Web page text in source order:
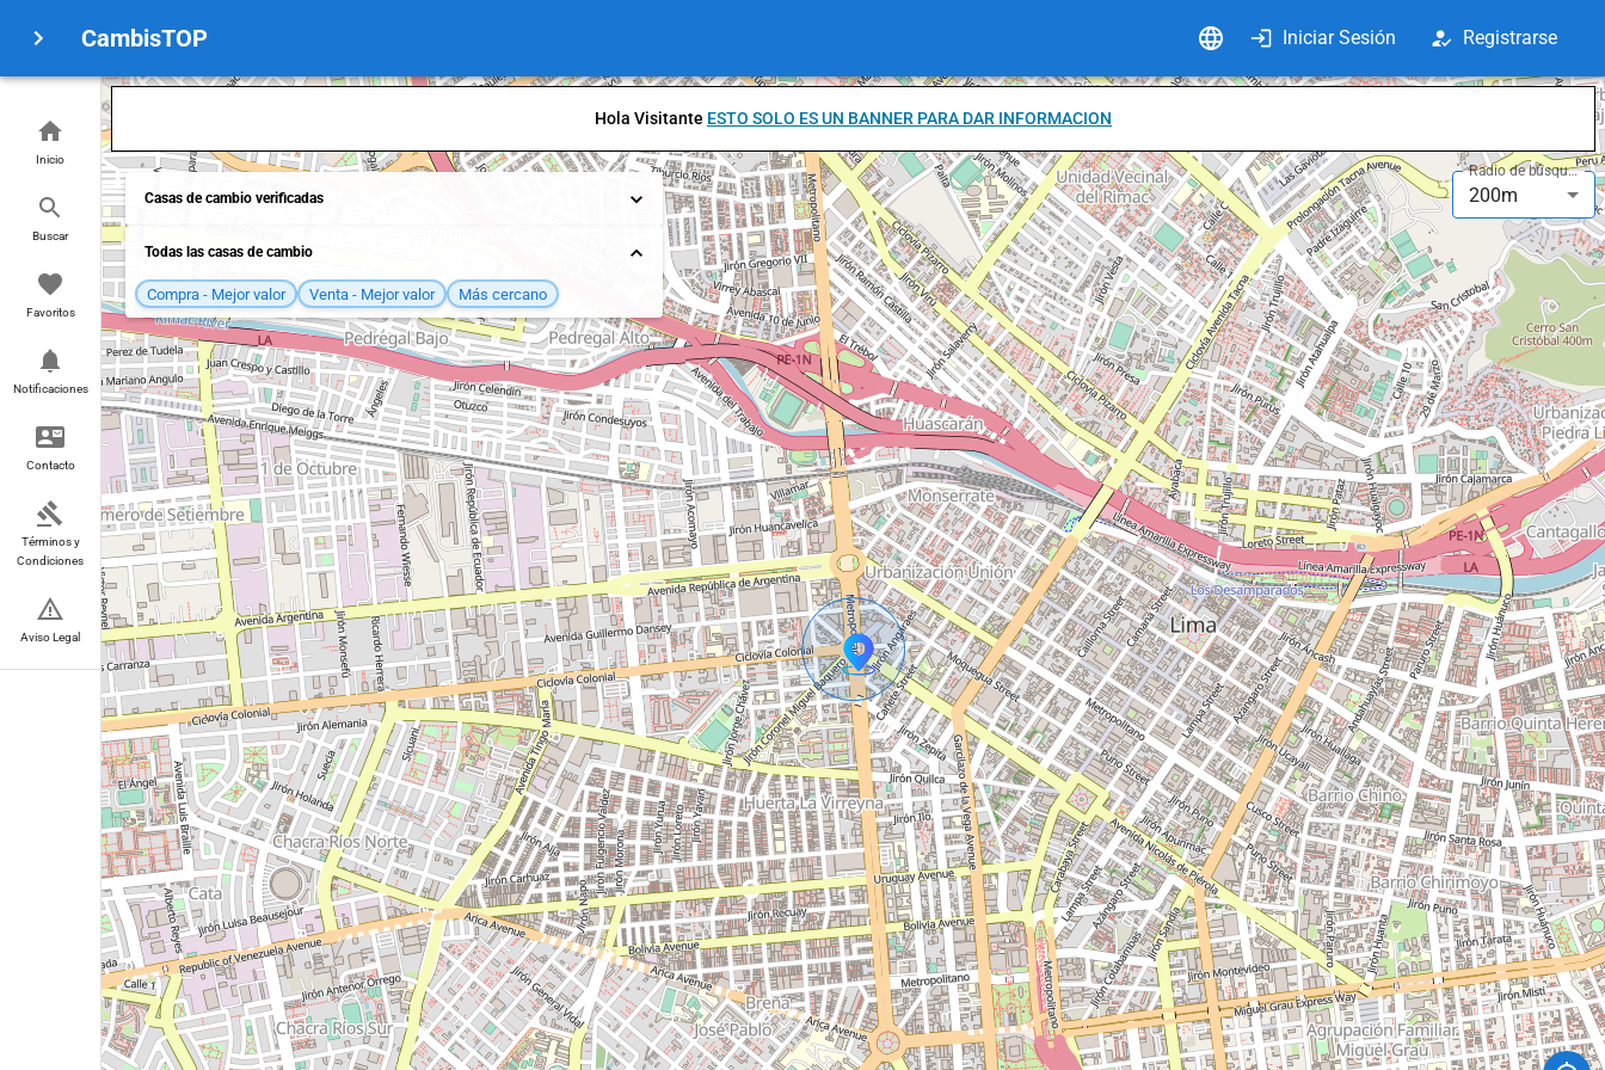
CambisTOP Iniciar Sesión Registrarse
Inicio
Buscar
Favoritos
Notificaciones
Contacto
Términos y
Condiciones
Aviso Legal
Hola Visitante ESTO SOLO ES UN BANNER PARA DAR INFORMACION
Radio de búsqueda
200m
Casas de cambio verificadas
Todas las casas de cambio
Compra - Mejor valor Venta - Mejor valor Más cercano